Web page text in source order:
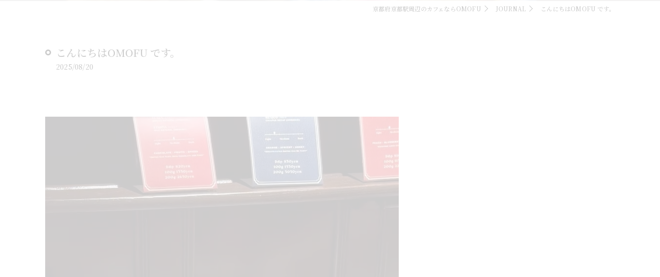
京都府京都駅周辺のカフェならOMOFU JOURNAL こんにちはOMOFU です。
こんにちはOMOFU です。
2025/08/20